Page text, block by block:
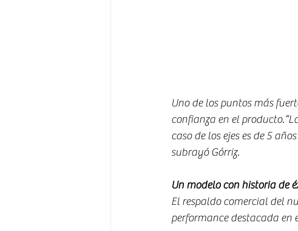
Uno de los puntos más
confianza en el
caso de los ejes es de 5
subrayó Górriz.
Un modelo con historia de
El respaldo comercial del
performance destacada en